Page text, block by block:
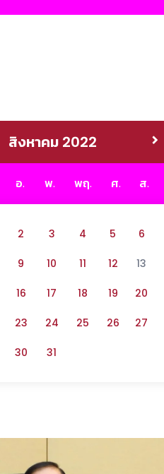
สิงหาคม 2022
อ. พ. พฤ. ศ. ส.
2 3 4 5 6
9 10 11 12 13
16 17 18 19 20
23 24 25 26 27
30 31